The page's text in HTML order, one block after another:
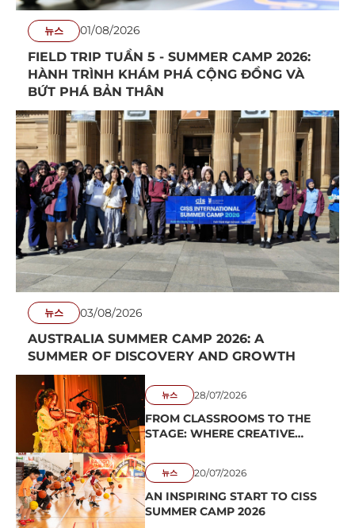
뉴스 01/08/2026
FIELD TRIP TUẦN 5 - SUMMER CAMP 2026:
HÀNH TRÌNH KHÁM PHÁ CỘNG ĐỒNG VÀ
BỨT PHÁ BẢN THÂN
뉴스 03/08/2026
AUSTRALIA SUMMER CAMP 2026: A
SUMMER OF DISCOVERY AND GROWTH
뉴스 28/07/2026
FROM CLASSROOMS TO THE
STAGE: WHERE CREATIVE
뉴스 20/07/2026
AN INSPIRING START TO CISS
SUMMER CAMP 2026